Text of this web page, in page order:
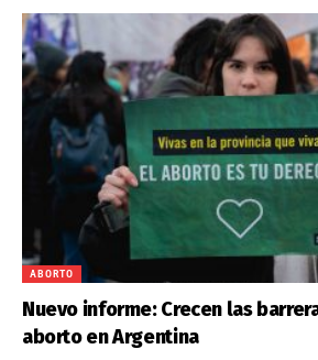
ABORTO
Nuevo informe: Crecen las
aborto en Argentina